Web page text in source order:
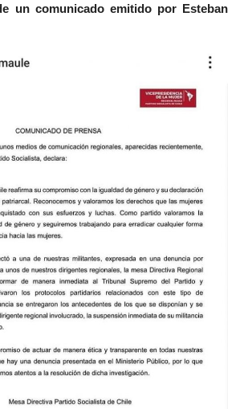
un comunicado emitido por Esteban